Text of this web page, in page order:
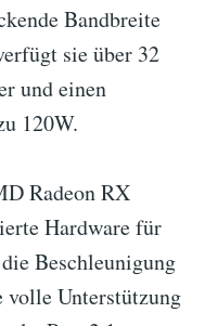
Bandbreite
sie über 32
und einen
120W.
Radeon RX
Hardware für
Beschleunigung
volle Unterstützung